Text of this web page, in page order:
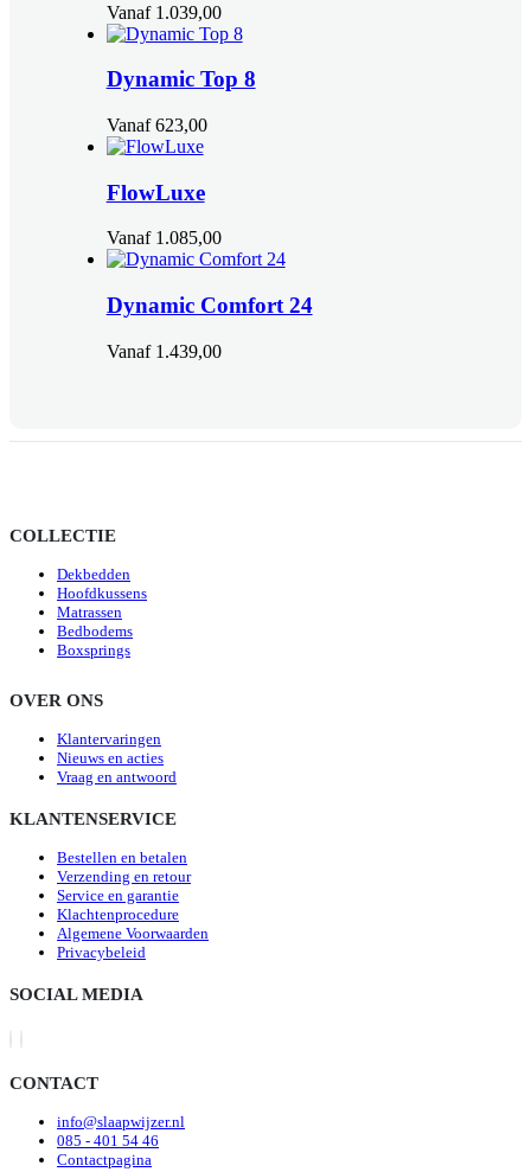
Vanaf 1.039,00
Dynamic Top 8
Vanaf 623,00
FlowLuxe
Vanaf 1.085,00
Dynamic Comfort 24
Vanaf 1.439,00
COLLECTIE
Dekbedden
Hoofdkussens
Matrassen
Bedbodems
Boxsprings
OVER ONS
Klantervaringen
Nieuws en acties
Vraag en antwoord
KLANTENSERVICE
Bestellen en betalen
Verzending en retour
Service en garantie
Klachtenprocedure
Algemene Voorwaarden
Privacybeleid
SOCIAL MEDIA
CONTACT
info@slaapwijzer.nl
085 - 401 54 46
Contactpagina